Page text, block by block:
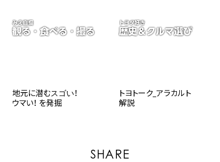
地元に潜むスゴい！
ウマい！ を発掘
トヨトーク_アラカルト
解説
SHARE